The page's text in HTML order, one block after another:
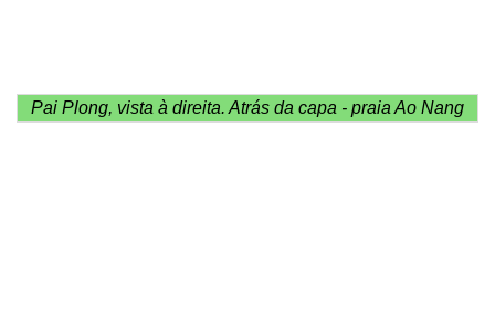
Pai Plong, vista à direita. Atrás da capa - praia Ao Nang